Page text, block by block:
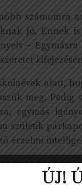
számomra
jó. Ennek
–
alatt,
meg. Pedig
egymás
születik
érzelmi
rá, mertÚJ!